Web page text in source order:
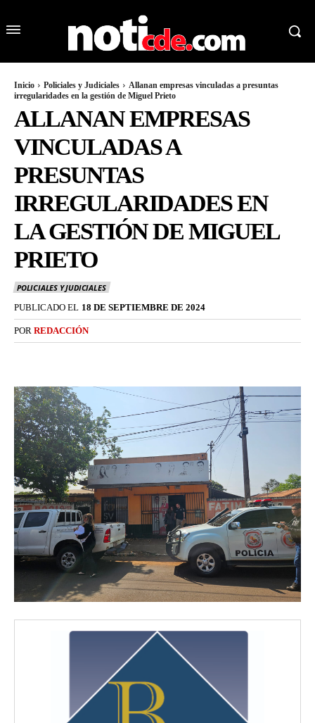
Inicio Policiales y Judiciales
Allanan empresas vinculadas a presuntas
irregularidades en la gestión de Miguel Prieto
ALLANAN EMPRESAS
VINCULADAS A
PRESUNTAS
IRREGULARIDADES EN
LA GESTIÓN DE MIGUEL
PRIETO
POLICIALES Y JUDICIALES
PUBLICADO EL 18 DE SEPTIEMBRE DE 2024
POR REDACCIÓN